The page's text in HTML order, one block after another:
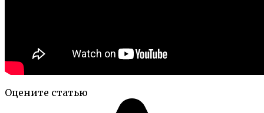
Оцените статью